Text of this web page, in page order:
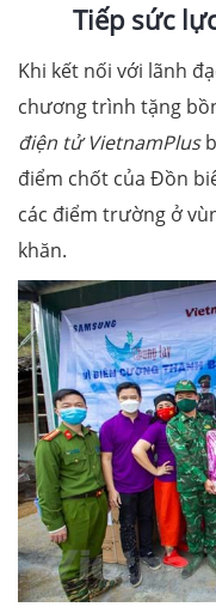
Tiếp sức
Khi kết nối với lãnh
chương trình tặng
điện tử VietnamPlus
điểm chốt của Đồn
các điểm trường ở
khăn.